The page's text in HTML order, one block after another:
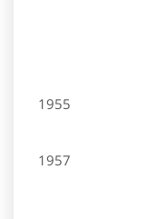
1955
1957